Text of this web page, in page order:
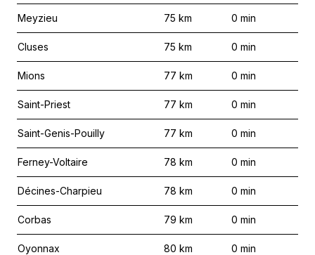
Meyzieu 75 km 0 min
Cluses 75 km 0 min
Mions 77 km 0 min
Saint-Priest 77 km 0 min
Saint-Genis-Pouilly 77 km 0 min
Ferney-Voltaire 78 km 0 min
Décines-Charpieu 78 km 0 min
Corbas 79 km 0 min
Oyonnax 80 km 0 min